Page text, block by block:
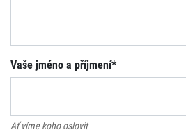
Vaše jméno a příjmení*
Ať víme koho oslovit